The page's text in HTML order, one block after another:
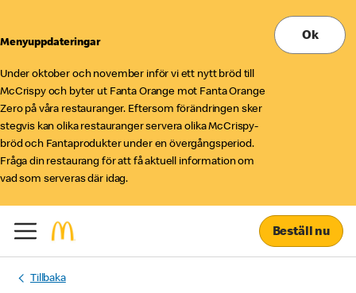
Menyuppdateringar
Under oktober och november inför vi ett nytt bröd till
McCrispy och byter ut Fanta Orange mot Fanta Orange
Zero på våra restauranger. Eftersom förändringen sker
stegvis kan olika restauranger servera olika McCrispy-
bröd och Fantaprodukter under en övergångsperiod.
Fråga din restaurang för att få aktuell information om
vad som serveras där idag.
Ok
Beställ nu
Tillbaka